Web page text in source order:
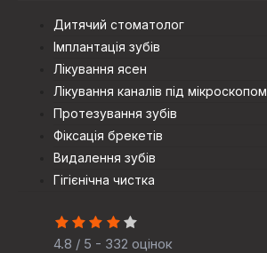
Дитячий стоматолог
Імплантація зубів
Лікування ясен
Лікування каналів під мікроскопом
Протезування зубiв
Фіксація брекетів
Видалення зубів
Гігієнічна чистка
4.8 / 5 - 332 оцінок